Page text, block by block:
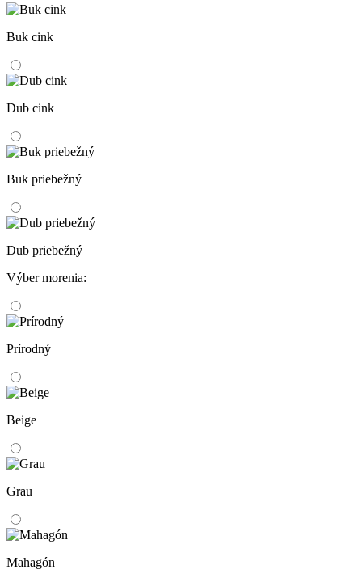
Buk cink
Dub cink
Buk priebežný
Dub priebežný
Výber morenia:
Prírodný
Beige
Grau
Mahagón